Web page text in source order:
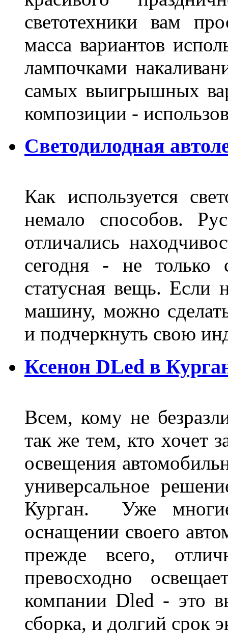
светотехники вам
масса вариантов
лампочками
самых выигрышных
композиции -
Светодилодная
Как используется
немало способов.
отличались
сегодня - не только
статусная вещь. Если
машину, можно
и подчеркнуть свою
Ксенон DLed в
Всем, кому не
так же тем, кто хочет
освещения
универсальное
Курган. Уже многие
оснащении своего
прежде всего,
превосходно
компании Dled - это
сборка, и долгий срок